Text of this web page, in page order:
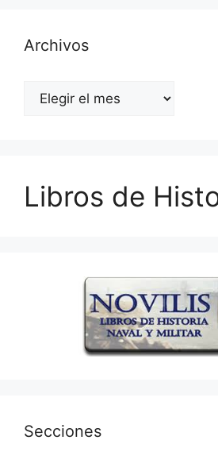
Archivos
Archivos
Libros de
Secciones